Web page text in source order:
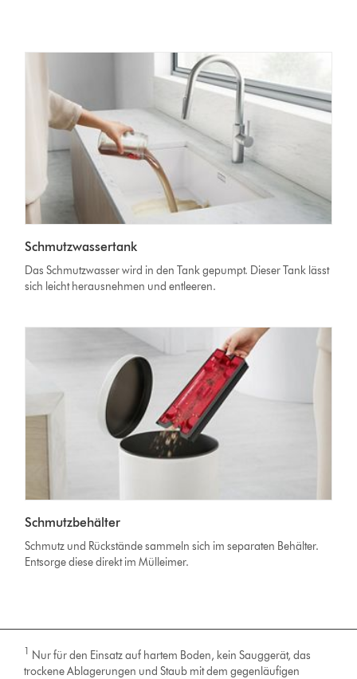
Schmutzwassertank
Das Schmutzwasser wird in den Tank gepumpt. Dieser Tank lässt
sich leicht herausnehmen und entleeren.
Schmutzbehälter
Schmutz und Rückstände sammeln sich im separaten Behälter.
Entsorge diese direkt im Mülleimer.
1 Nur für den Einsatz auf hartem Boden, kein Sauggerät, das
trockene Ablagerungen und Staub mit dem gegenläufigen